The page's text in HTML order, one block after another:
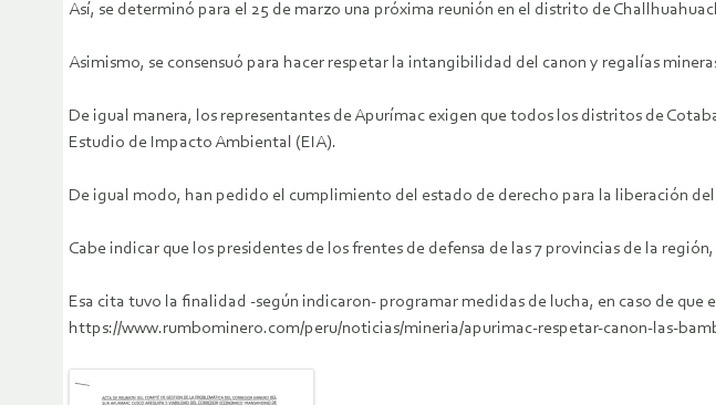
Así, se determinó para el 25 de marzo una próxima reunión en el distrito de
Asimismo, se consensuó para hacer respetar la intangibilidad del canon y regalías
De igual manera, los representantes de Apurímac exigen que todos los distritos de
Estudio de Impacto Ambiental (EIA).
De igual modo, han pedido el cumplimiento del estado de derecho para la liberación del
Cabe indicar que los presidentes de los frentes de defensa de las 7 provincias de la
Esa cita tuvo la finalidad -según indicaron- programar medidas de lucha, en caso de
https://www.rumbominero.com/peru/noticias/mineria/apurimac-respetar-canon-las-